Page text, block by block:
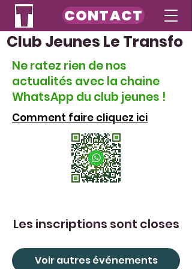
CONTACT
Club Jeunes Le Transfo
Ne ratez rien de nos
actualités avec la chaine
WhatsApp du club jeunes !
Comment faire cliquez ici
Les inscriptions sont closes
Voir autres événements